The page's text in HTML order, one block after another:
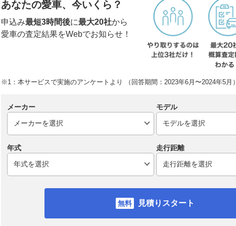
あなたの愛車、今いくら？
申込み最短3時間後に最大20社から
愛車の査定結果をWebでお知らせ！
※1：本サービスで実施のアンケートより （回答期間：2023年6月〜2024年5月）
メーカー モデル
年式 走行距離
見積りスタート